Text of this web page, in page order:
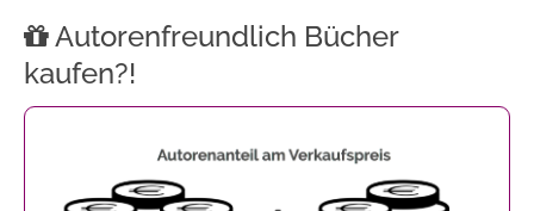
Autorenfreundlich Bücher
kaufen?!